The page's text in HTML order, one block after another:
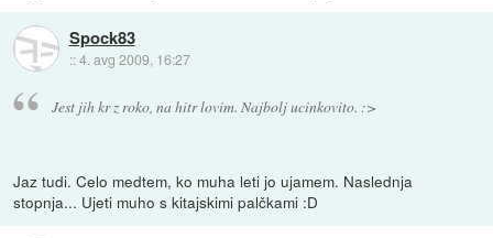
Spock83
::4. avg 2009, 16:27
Jest jih kr z roko, na hitr lovim. Najbolj ucinkovito. :>
Jaz tudi. Celo medtem, ko muha leti jo ujamem. Naslednja
stopnja... Ujeti muho s kitajskimi palčkami :D